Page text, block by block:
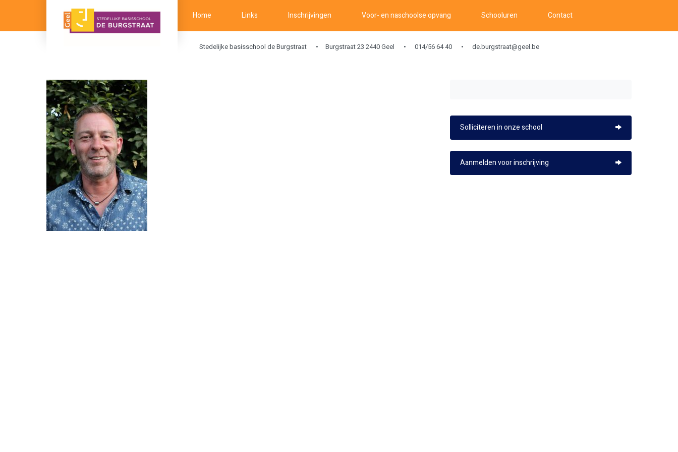
Home Links Inschrijvingen Voor- en naschoolse opvang Schooluren Contact
Stedelijke basisschool de Burgstraat Burgstraat 23 2440 Geel 014/56 64 40 de.burgstraat@geel.be
Solliciteren in onze school
Aanmelden voor inschrijving